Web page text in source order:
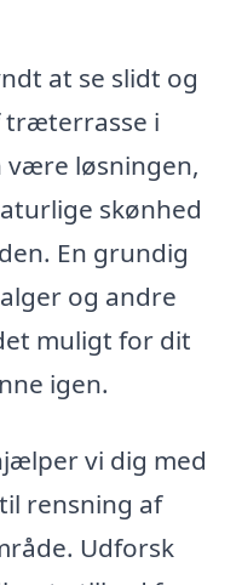
at se slidt og
træterrasse i
være løsningen,
skønhed
En grundig
og andre
muligt for dit
igen.
vi dig med
rensning af
Udforsk